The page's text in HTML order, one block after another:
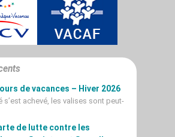
de vacances – Hiver 2026
s’est achevé, les valises sont peut-
de lutte contre les